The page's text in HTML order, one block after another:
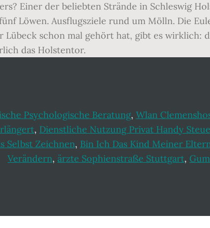
Einer der beliebten Strände in Schleswig
Löwen. Ausflugsziele rund um Mölln. Die
Lübeck schon mal gehört hat, gibt es wirklich:
das Holstentor.
Psychologische Beratung, Wlan
, Dienstliche Nutzung Privat Handy
Selbst Zeichnen, Bin Ich Das Kind Meiner
Verändern, ärzte Sophienstraße Stuttgart,